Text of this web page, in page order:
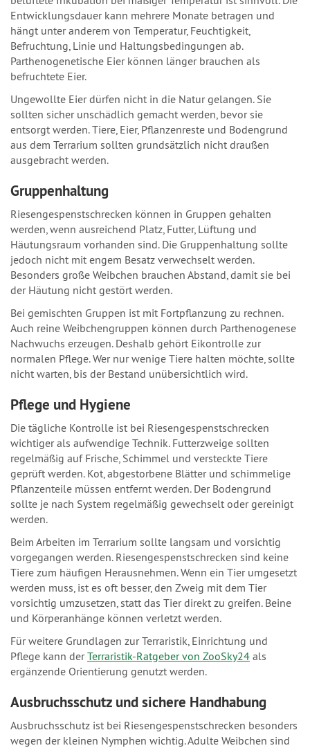
Entwicklungsdauer kann mehrere Monate betragen und
hängt unter anderem von Temperatur, Feuchtigkeit,
Befruchtung, Linie und Haltungsbedingungen ab.
Parthenogenetische Eier können länger brauchen als
befruchtete Eier.
Ungewollte Eier dürfen nicht in die Natur gelangen. Sie
sollten sicher unschädlich gemacht werden, bevor sie
entsorgt werden. Tiere, Eier, Pflanzenreste und Bodengrund
aus dem Terrarium sollten grundsätzlich nicht draußen
ausgebracht werden.
Gruppenhaltung
Riesengespenstschrecken können in Gruppen gehalten
werden, wenn ausreichend Platz, Futter, Lüftung und
Häutungsraum vorhanden sind. Die Gruppenhaltung sollte
jedoch nicht mit engem Besatz verwechselt werden.
Besonders große Weibchen brauchen Abstand, damit sie bei
der Häutung nicht gestört werden.
Bei gemischten Gruppen ist mit Fortpflanzung zu rechnen.
Auch reine Weibchengruppen können durch Parthenogenese
Nachwuchs erzeugen. Deshalb gehört Eikontrolle zur
normalen Pflege. Wer nur wenige Tiere halten möchte, sollte
nicht warten, bis der Bestand unübersichtlich wird.
Pflege und Hygiene
Die tägliche Kontrolle ist bei Riesengespenstschrecken
wichtiger als aufwendige Technik. Futterzweige sollten
regelmäßig auf Frische, Schimmel und versteckte Tiere
geprüft werden. Kot, abgestorbene Blätter und schimmelige
Pflanzenteile müssen entfernt werden. Der Bodengrund
sollte je nach System regelmäßig gewechselt oder gereinigt
werden.
Beim Arbeiten im Terrarium sollte langsam und vorsichtig
vorgegangen werden. Riesengespenstschrecken sind keine
Tiere zum häufigen Herausnehmen. Wenn ein Tier umgesetzt
werden muss, ist es oft besser, den Zweig mit dem Tier
vorsichtig umzusetzen, statt das Tier direkt zu greifen. Beine
und Körperanhänge können verletzt werden.
Für weitere Grundlagen zur Terraristik, Einrichtung und
Pflege kann derTerraristik-Ratgeber von ZooSky24 als
ergänzende Orientierung genutzt werden.
Ausbruchsschutz und sichere Handhabung
Ausbruchsschutz ist bei Riesengespenstschrecken besonders
wegen der kleinen Nymphen wichtig. Adulte Weibchen sind